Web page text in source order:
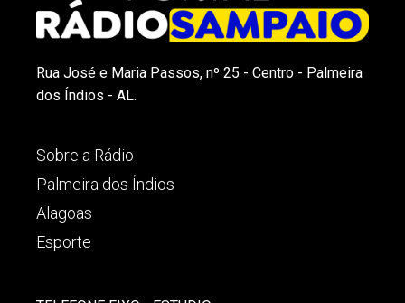
Rua José e Maria Passos, nº 25 - Centro - Palmeira
dos Índios - AL.
Sobre a Rádio
Palmeira dos Índios
Alagoas
Esporte